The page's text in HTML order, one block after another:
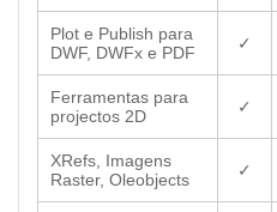
Plot e Publish para
DWF, DWFx e PDF
✓
Ferramentas para
projectos 2D
✓
XRefs, Imagens
Raster, Oleobjects
✓